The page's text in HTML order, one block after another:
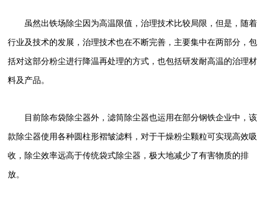
虽然出铁场除尘因为高温限值，治理技术比较局限，但是，随着
行业及技术的发展，治理技术也在不断完善，主要集中在两部分，包
括对这部分粉尘进行降温再处理的方式，也包括研发耐高温的治理材
料及产品。
目前除布袋除尘器外，滤筒除尘器也运用在部分钢铁企业中，该
款除尘器使用各种圆柱形褶皱滤料，对于干燥粉尘颗粒可实现高效吸
收，除尘效率远高于传统袋式除尘器，极大地减少了有害物质的排
放。